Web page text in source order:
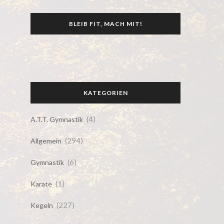
BLEIB FIT, MACH MIT!
KATEGORIEN
A.T.T. Gymnastik (4)
Allgemein (294)
Gymnastik (6)
Karate (1)
Kegeln (227)